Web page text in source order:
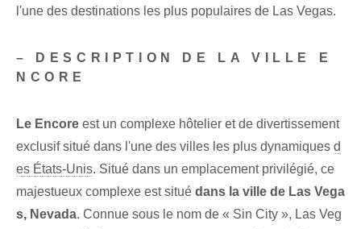
l'une des destinations les plus populaires de Las Vegas.
– DESCRIPTION DE LA VILLE E
NCORE
Le Encore est un complexe hôtelier et de divertissement
exclusif situé dans l'une des villes les plus dynamiques d
es États-Unis. Situé dans un emplacement privilégié, ce
majestueux complexe est situé dans la ville de Las Vega
s, Nevada. Connue sous le nom de « Sin City », Las Veg